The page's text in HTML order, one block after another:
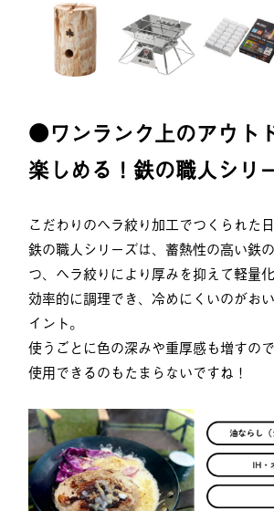
●ワンランク上のアウト
楽しめる！鉄の職人シリ
こだわりのヘラ絞り加工でつくられた
鉄の職人シリーズは、蓄熱性の高い鉄
つ、ヘラ絞りにより厚みを抑えて軽量
効率的に調理でき、冷めにくいのがお
イント。
使うごとに色の深みや重厚感も増すの
使用できるのもたまらないですね！